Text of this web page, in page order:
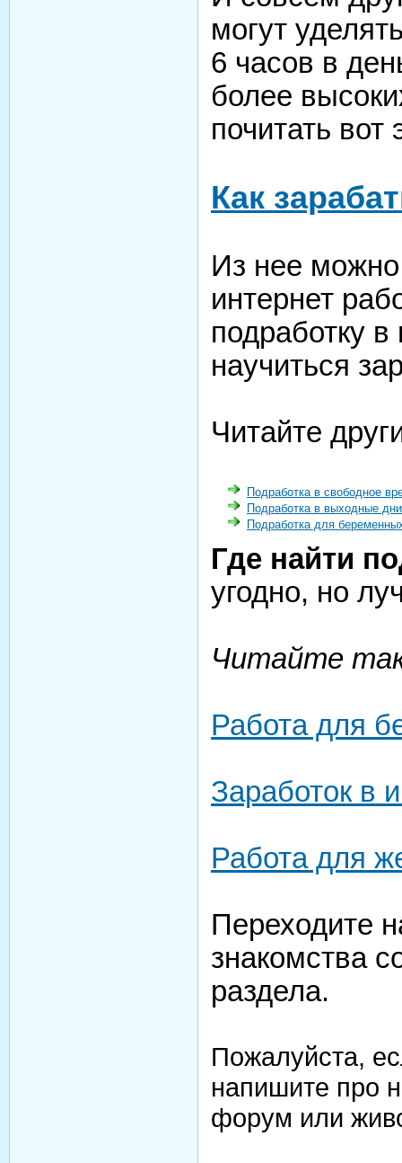
могут
6 часов в
более
почитать вот
Как
Из нее можно
интернет
подработку
научиться
Читайте
Подработка в свободное
Подработка в выходные дни
Подработка для
Где найти
угодно, но
Читайте
Работа для
Заработок в
Работа для
Переходите
знакомства
раздела.
Пожалуйста,
напишите про
форум или